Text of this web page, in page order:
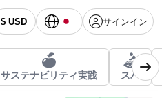
$ USD サインイン
サステナビリティ実践 スパ